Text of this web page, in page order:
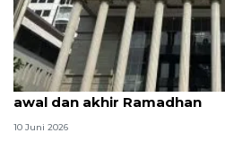
MK uji materi UU Peradilan
awal dan akhir Ramadhan
10 Juni 2026